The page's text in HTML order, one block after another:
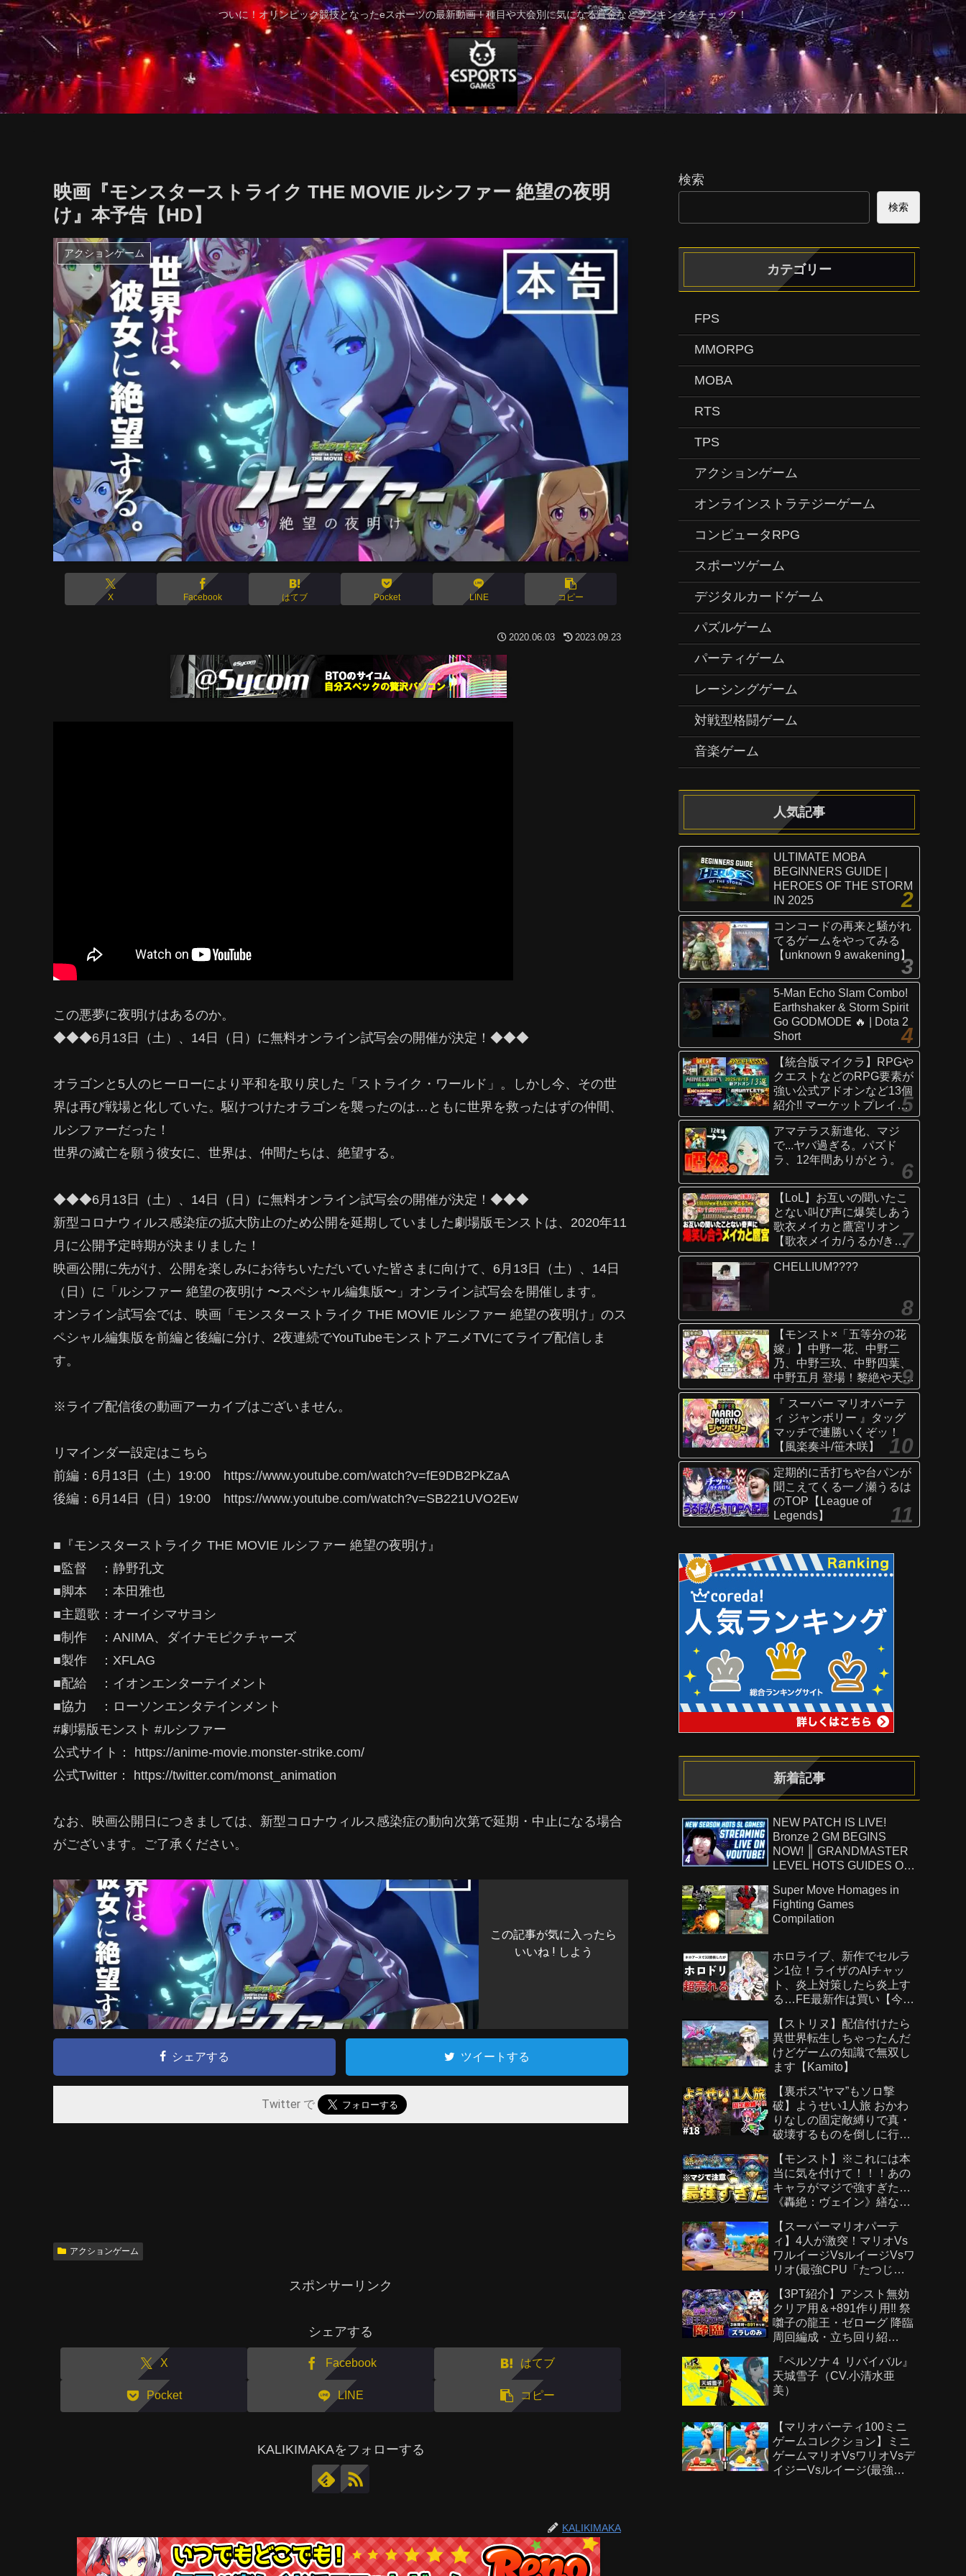
ついに！オリンピック競技となったeスポーツの最新動画！種目や大会別に気になる賞金などランキングをチェック！
映画『モンスターストライク THE MOVIE ルシファー 絶望の夜明
け』本予告【HD】
アクションゲーム
X Facebook はてブ Pocket LINE コピー
2020.06.03 2023.09.23
この悪夢に夜明けはあるのか。
◆◆◆6月13日（土）、14日（日）に無料オンライン試写会の開催が決定！◆◆◆
オラゴンと5人のヒーローにより平和を取り戻した「ストライク・ワールド」。しかし今、その世
界は再び戦場と化していた。駆けつけたオラゴンを襲ったのは…ともに世界を救ったはずの仲間、
ルシファーだった！
世界の滅亡を願う彼女に、世界は、仲間たちは、絶望する。
◆◆◆6月13日（土）、14日（日）に無料オンライン試写会の開催が決定！◆◆◆
新型コロナウィルス感染症の拡大防止のため公開を延期していました劇場版モンストは、2020年11
月に公開予定時期が決まりました！
映画公開に先がけ、公開を楽しみにお待ちいただいていた皆さまに向けて、6月13日（土）、14日
（日）に「ルシファー 絶望の夜明け 〜スペシャル編集版〜」オンライン試写会を開催します。
オンライン試写会では、映画「モンスターストライク THE MOVIE ルシファー 絶望の夜明け」のス
ペシャル編集版を前編と後編に分け、2夜連続でYouTubeモンストアニメTVにてライブ配信しま
す。
※ライブ配信後の動画アーカイブはございません。
リマインダー設定はこちら
前編：6月13日（土）19:00 https://www.youtube.com/watch?v=fE9DB2PkZaA
後編：6月14日（日）19:00 https://www.youtube.com/watch?v=SB221UVO2Ew
■『モンスターストライク THE MOVIE ルシファー 絶望の夜明け』
■監督 ：静野孔文
■脚本 ：本田雅也
■主題歌：オーイシマサヨシ
■制作 ：ANIMA、ダイナモピクチャーズ
■製作 ：XFLAG
■配給 ：イオンエンターテイメント
■協力 ：ローソンエンタテインメント
#劇場版モンスト #ルシファー
公式サイト： https://anime-movie.monster-strike.com/
公式Twitter： https://twitter.com/monst_animation
なお、映画公開日につきましては、新型コロナウィルス感染症の動向次第で延期・中止になる場合
がございます。ご了承ください。
この記事が気に入ったら
いいね ! しよう
シェアする ツイートする
Twitter で
アクションゲーム
スポンサーリンク
シェアする
X Facebook はてブ
Pocket LINE コピー
KALIKIMAKAをフォローする
KALIKIMAKA
検索
検索
カテゴリー
FPS
MMORPG
MOBA
RTS
TPS
アクションゲーム
オンラインストラテジーゲーム
コンピュータRPG
スポーツゲーム
デジタルカードゲーム
パズルゲーム
パーティゲーム
レーシングゲーム
対戦型格闘ゲーム
音楽ゲーム
人気記事
ULTIMATE MOBA
BEGINNERS GUIDE |
HEROES OF THE STORM
IN 2025
コンコードの再来と騒がれ
てるゲームをやってみる
【unknown 9 awakening】
5-Man Echo Slam Combo!
Earthshaker & Storm Spirit
Go GODMODE 🔥 | Dota 2
Short
【統合版マイクラ】RPGや
クエストなどのRPG要素が
強い公式アドオンなど13個
紹介!! マーケットプレイス
情報
【Switch/Win10/PE/PS/Xb
ox】
アマテラス新進化、マジ
で...ヤバ過ぎる。パズド
ラ、12年間ありがとう。
【LoL】お互いの聞いたこ
とない叫び声に爆笑しあう
歌衣メイカと鷹宮リオン
【歌衣メイカ/うるか/きな
こ/ありさか/鷹宮リオン】
CHELLIUM????
【モンスト×「五等分の花
嫁」】中野一花、中野二
乃、中野三玖、中野四葉、
中野五月 登場！黎絶や天魔
の孤城〜空中庭園〜などで
活躍！オリジナルSSにも注
目！【新キャラ使ってみた
｜モンスト公式】
『 スーパー マリオパーテ
ィ ジャンボリー 』タッグ
マッチで連勝いくぞッ！
【風楽奏斗/笹木咲】
定期的に舌打ちや台パンが
聞こえてくる一ノ瀬うるは
のTOP【League of
Legends】
新着記事
NEW PATCH IS LIVE!
Bronze 2 GM BEGINS
NOW! ║ GRANDMASTER
LEVEL HOTS GUIDES ON
Super Move Homages in
Fighting Games
Compilation
ホロライブ、新作でセルラ
ン1位！ライザのAIチャッ
ト、炎上対策したら炎上す
る…FE最新作は買い【今週
【ストリヌ】配信付けたら
異世界転生しちゃったんだ
けどゲームの知識で無双し
ます【Kamito】
【裏ボス”ヤマ”もソロ撃
破】ようせい1人旅 おかわ
りなしの固定敵縛りで真・
破壊するものを倒しに行く
ー】
【モンスト】※これには本
当に気を付けて！！！あの
キャラがマジで強すぎた…
《轟絶：ヴェイン》繕なる
【スーパーマリオパーテ
ィ】4人が激突！マリオVs
ワルイージVsルイージVsワ
リオ(最強CPU「たつじ
【3PT紹介】アシスト無効
クリア用＆+891作り用‼️ 祭
囃子の龍王・ゼローグ 降臨
周回編成・立ち回り紹
ドラゴンズ】
『ペルソナ４ リバイバル』
天城雪子（CV.小清水亜
美）
【マリオパーティ100ミニ
ゲームコレクション】ミニ
ゲームマリオVsワリオVsデ
イジーVsルイージ(最強